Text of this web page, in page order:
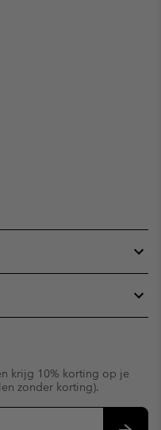
krijg 10% korting op je
zonder korting).